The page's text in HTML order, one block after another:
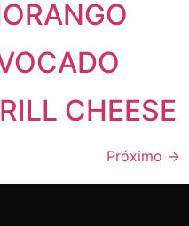
CHEESE
Próximo →